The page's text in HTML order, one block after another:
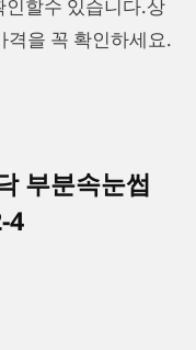
인할수 있습니다.상
격을 꼭 확인하세요.
부분속눈썹
4